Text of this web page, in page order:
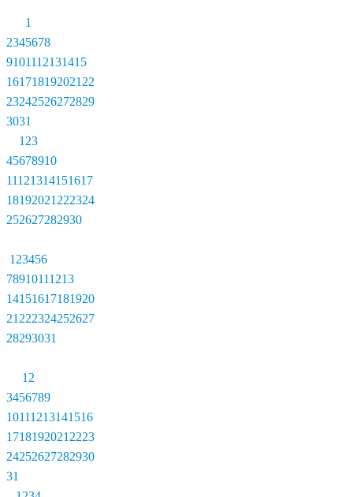
1
2345678
9101112131415
161718192021 22
23242526272829
3031
1 23
45678910
11121314151617
18192021 222324
252627282930
1 23456
78910111213
14151617181920
21 222324252627
28293031
1 2
3456789
10111213141516
1718192021 2223
24252627282930
31